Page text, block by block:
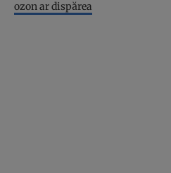
ozon ar dispărea